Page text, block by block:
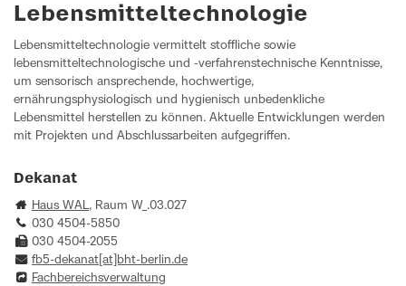
Lebensmitteltechnologie
Lebensmitteltechnologie vermittelt stoffliche sowie
lebensmitteltechnologische und -verfahrenstechnische Kenntnisse,
um sensorisch ansprechende, hochwertige,
ernährungsphysiologisch und hygienisch unbedenkliche
Lebensmittel herstellen zu können. Aktuelle Entwicklungen werden
mit Projekten und Abschlussarbeiten aufgegriffen.
Dekanat
Haus WAL, Raum W_.03.027
030 4504-5850
030 4504-2055
fb5-dekanat[at]bht-berlin.de
Fachbereichsverwaltung